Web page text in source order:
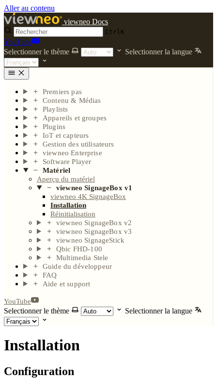
Aller au contenu
viewneo Docs
CtrlK
YouTube
Selectionner le thème
Selectionner la langue
Premiers pas
Contenu & Médias
Playlists
Appareils et groupes
Plugins
IoT et capteurs
Gestion des utilisateurs
viewneo Enterprise
Software Player
Matériel
Aperçu du matériel
viewneo SignageBox v1
viewneo 4K SignageBox
Installation
Réinitialisation
viewneo SignageBox v2
viewneo SignageBox v3
viewneo SignageStick
Qbic FHD-100
Multimedia Stele
Guide du développeur
FAQ
Aide et support
YouTube
Selectionner le thème Selectionner la langue
Installation
Configuration